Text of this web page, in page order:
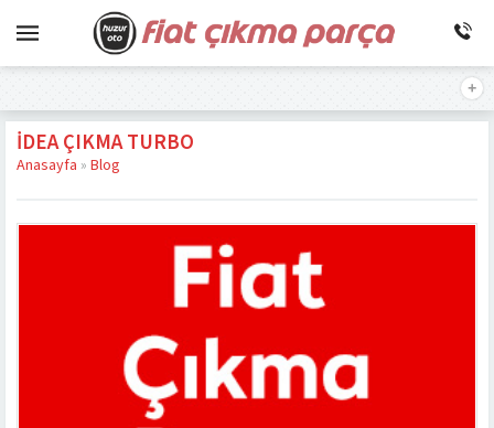
İDEA ÇIKMA TURBO
Anasayfa » Blog